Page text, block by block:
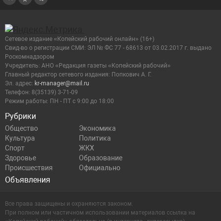
Рубрики
Общество
Экономика
Культура
Политика
Спорт
ЖКХ
Здоровье
Образование
Происшествия
Официально
Объявления
Сетевое издание «Копейский рабочий онлайн» (16+)
Cвид-во о регистрации СМИ: ЭЛ № ФС 77 - 68613 от 03.02.2017 г. выдано
Роскомнадзором
Учредитель: АНО «Редакция газеты «Копейский рабочий»
Главный редактор сетевого издания: Попкович А. Г.
Эл. адрес: kr-manager@mail.ru
Телефон: 8(35139) 3-71-09
Режим работы: ПН - ПТ с 9:00 до 18:00
Все права защищены и охраняются законом.
При полном или частичном использовании материалов ссылка на